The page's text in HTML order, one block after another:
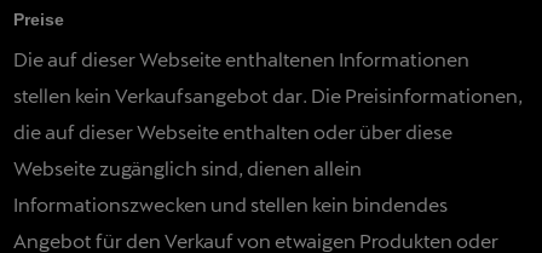
Preise
Die auf dieser Webseite enthaltenen Informationen
stellen kein Verkaufsangebot dar. Die Preisinformationen,
die auf dieser Webseite enthalten oder über diese
Webseite zugänglich sind, dienen allein
Informationszwecken und stellen kein bindendes
Angebot für den Verkauf von etwaigen Produkten oder